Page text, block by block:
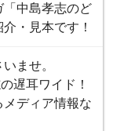
中島孝志のど
・見本です！
ませ。
遅耳ワイド！
ディア情報な